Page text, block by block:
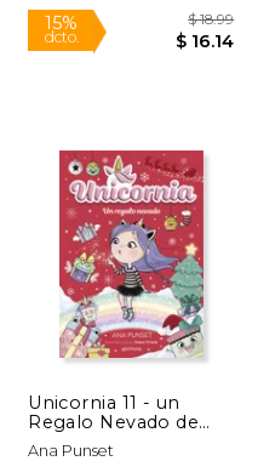
Unicornia 11 - un
Regalo Nevado de
ana Punset(Montena)
Ana Punset